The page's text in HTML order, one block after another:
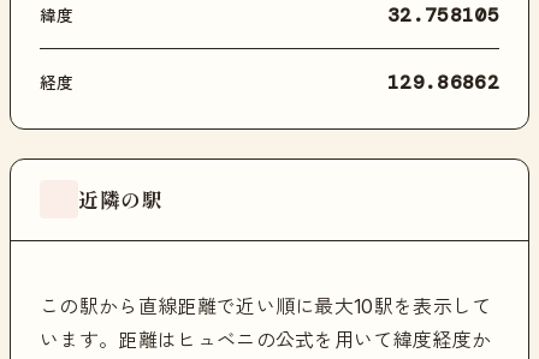
緯度 32.758105
経度 129.86862
近隣の駅
この駅から直線距離で近い順に最大10駅を表示して
います。距離はヒュベニの公式を用いて緯度経度か